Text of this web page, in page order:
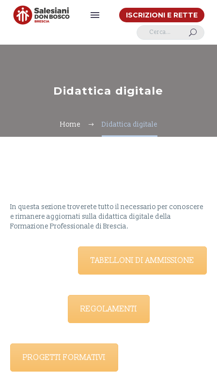
ISCRIZIONI E RETTE
U
Didattica digitale
Home Didattica digitale
In questa sezione troverete tutto il necessario per conoscere
e rimanere aggiornati sulla didattica digitale della
Formazione Professionale di Brescia.
TABELLONI DI AMMISSIONE
REGOLAMENTI
PROGETTI FORMATIVI